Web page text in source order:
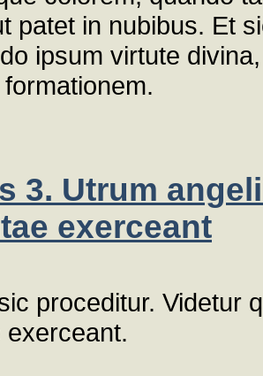
patet in nubibus. Et
ipsum virtute
3. Utrum
exerceant
proceditur. Videtur
exerceant.